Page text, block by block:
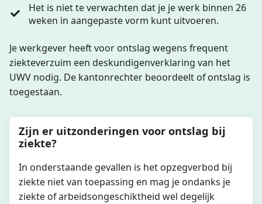
Het is niet te verwachten dat je je werk binnen 26
weken in aangepaste vorm kunt uitvoeren.
Je werkgever heeft voor ontslag wegens frequent
ziekteverzuim een deskundigenverklaring van het
UWV nodig. De kantonrechter beoordeelt of ontslag is
toegestaan.
Zijn er uitzonderingen voor ontslag bij
ziekte?
In onderstaande gevallen is het opzegverbod bij
ziekte niet van toepassing en mag je ondanks je
ziekte of arbeidsongeschiktheid wel degelijk